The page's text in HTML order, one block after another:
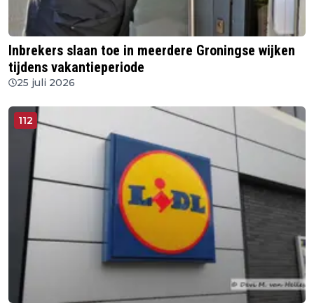
Inbrekers slaan toe in meerdere Groningse wijken
tijdens vakantieperiode
25 juli 2026
112